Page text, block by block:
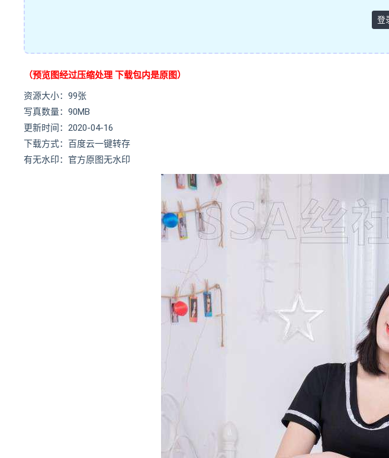
登
（预览图经过压缩处理 下载包内是原图）
资源大小：99张
写真数量：90MB
更新时间：2020-04-16
下载方式：百度云一键转存
有无水印：官方原图无水印